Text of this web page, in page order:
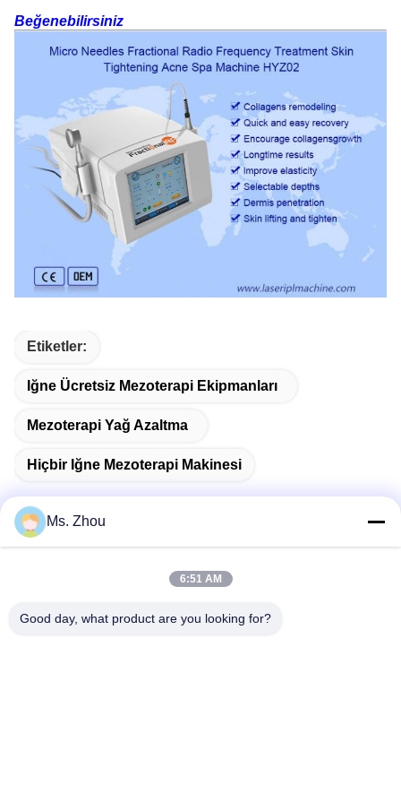
Beğenebilirsiniz
Etiketler:
Iğne Ücretsiz Mezoterapi Ekipmanları
Mezoterapi Yağ Azaltma
Hiçbir Iğne Mezoterapi Makinesi
Adres
Ms. Zhou
6:51 AM
Good day, what product are you looking for?